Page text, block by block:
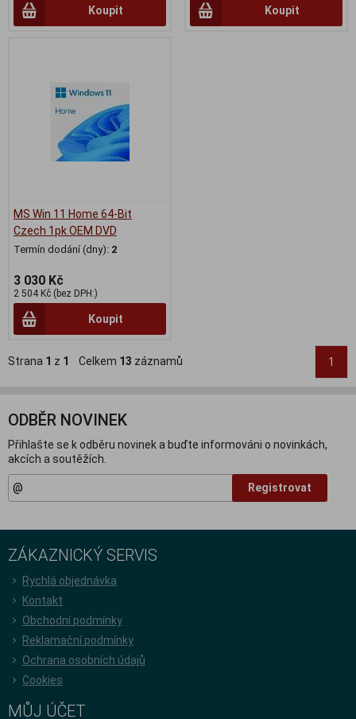
Koupit Koupit
MS Win 11 Home 64-Bit
Czech 1pk OEM DVD
Termín dodání (dny): 2
3 030 Kč
2 504 Kč (bez DPH:)
Koupit
Strana 1 z 1 Celkem 13 záznamů 1
ODBĚR NOVINEK
Přihlašte se k odběru novinek a buďte informováni o novinkách,
akcích a soutěžích.
Registrovat
ZÁKAZNICKÝ SERVIS
Rychlá objednávka
Kontakt
Obchodní podmínky
Reklamační podmínky
Ochrana osobních údajů
Cookies
MŮJ ÚČET